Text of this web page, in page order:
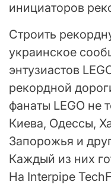
инициаторов
Строить
украинское
энтузиастов
рекордной
фанаты LEGO не
Киева, Одессы,
Запорожья и
Каждый из них
На Interpipe